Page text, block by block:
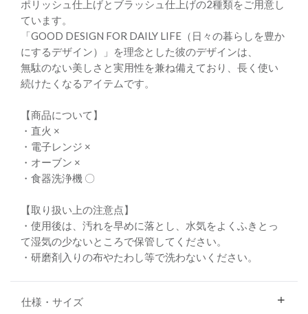
ポリッシュ仕上げとブラッシュ仕上げの2種類をご用意し
ています。
「GOOD DESIGN FOR DAILY LIFE（日々の暮らしを豊か
にするデザイン）」を理念とした彼のデザインは、
無駄のない美しさと実用性を兼ね備えており、長く使い
続けたくなるアイテムです。
【商品について】
・直火 ×
・電子レンジ ×
・オーブン ×
・食器洗浄機 〇
【取り扱い上の注意点】
・使用後は、汚れを早めに落とし、水気をよくふきとっ
て湿気の少ないところで保管してください。
・研磨剤入りの布やたわし等で洗わないください。
仕様・サイズ